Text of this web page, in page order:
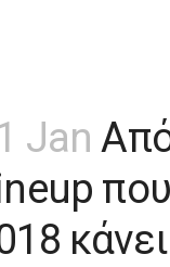
Jan